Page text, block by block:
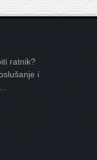
ratnik?
i